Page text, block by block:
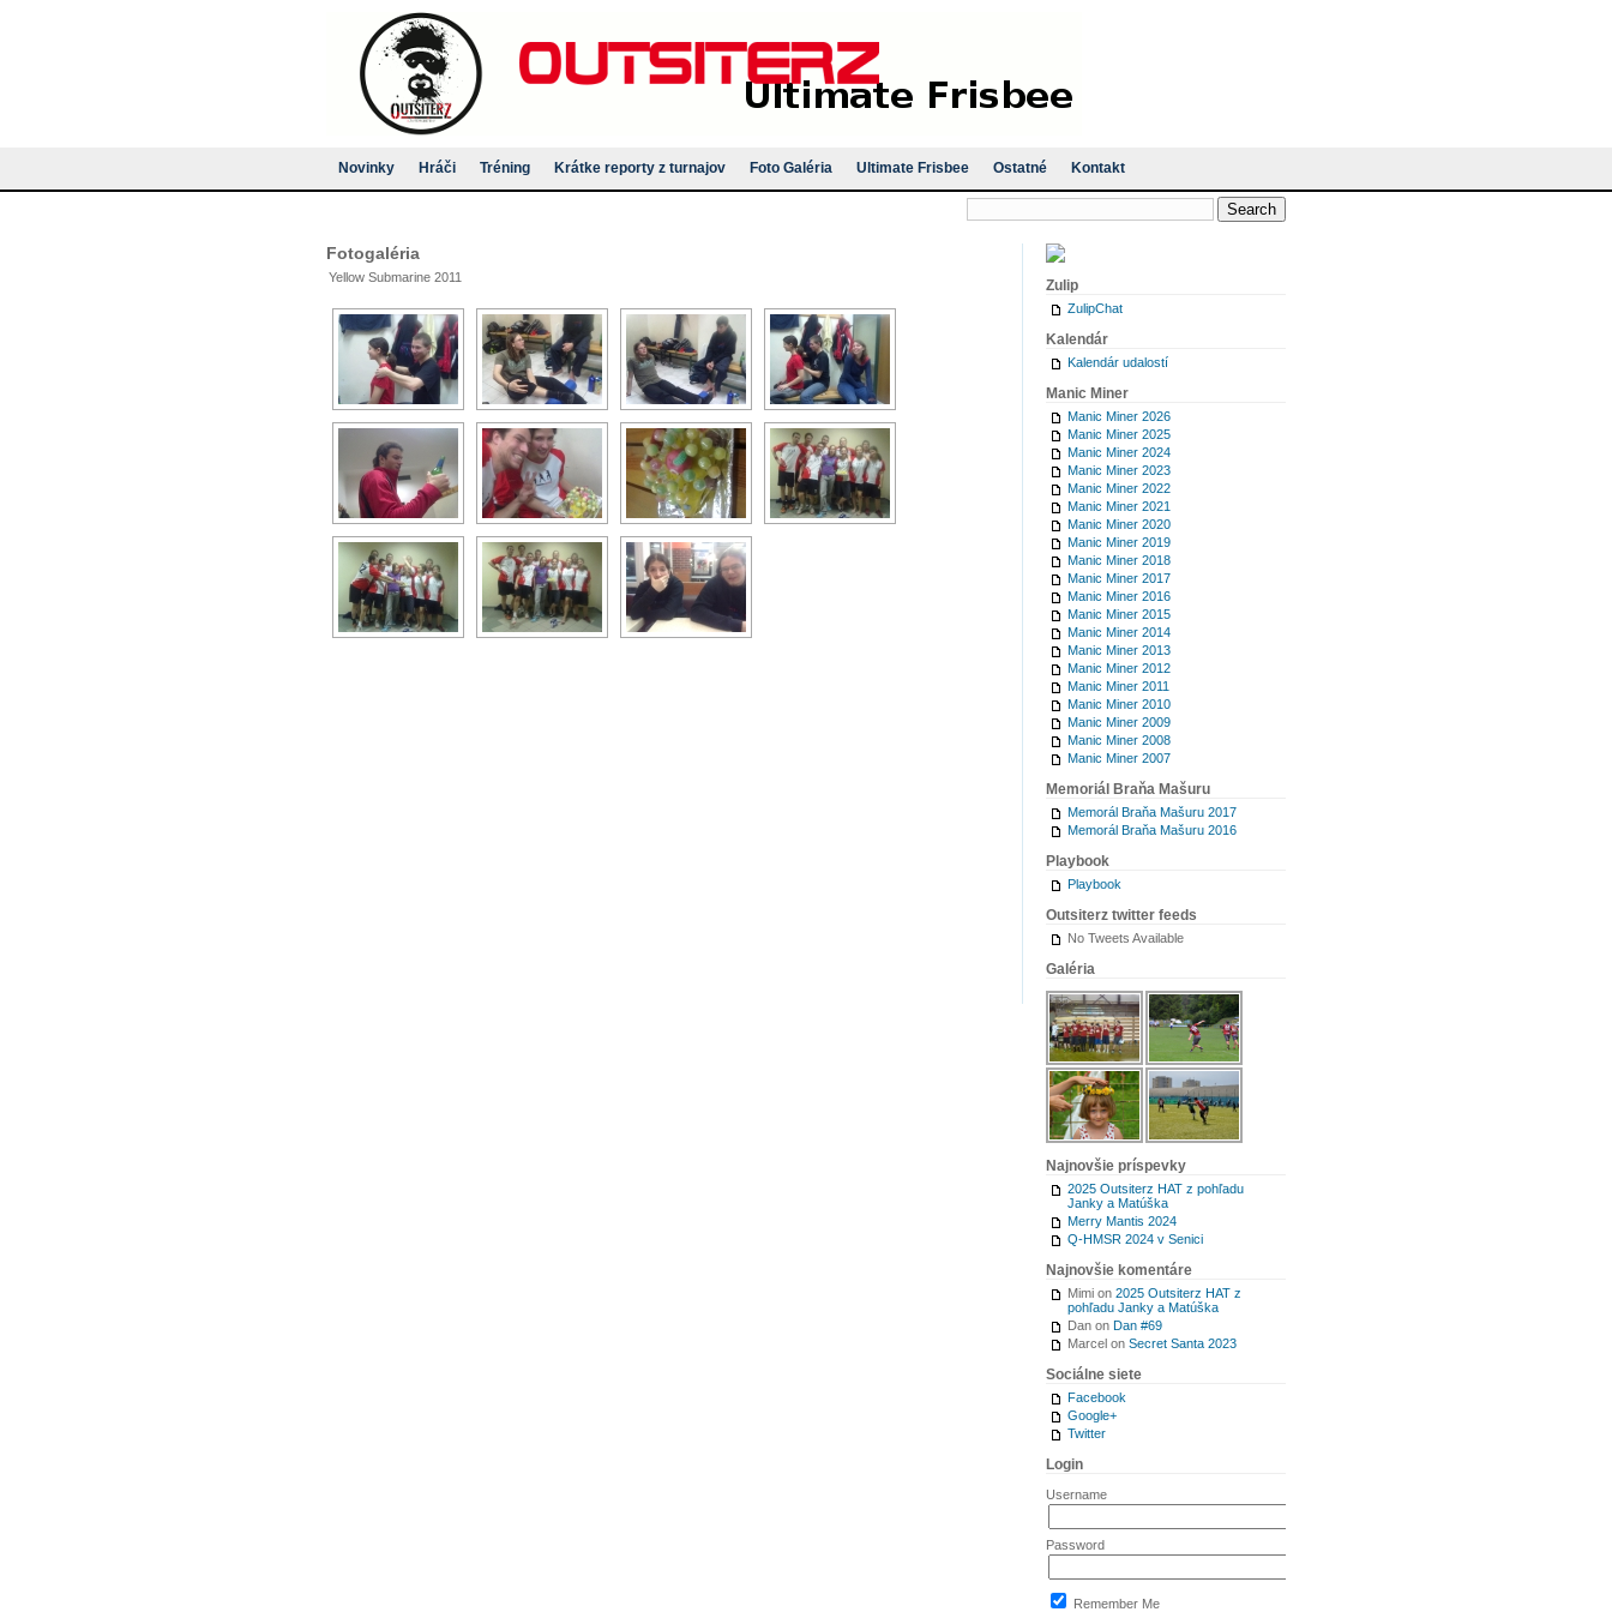
Novinky Hráči Tréning Krátke reporty z turnajov Foto Galéria Ultimate Frisbee Ostatné Kontakt
Fotogaléria
Yellow Submarine 2011
Zulip
ZulipChat
Kalendár
Kalendár udalostí
Manic Miner
Manic Miner 2026
Manic Miner 2025
Manic Miner 2024
Manic Miner 2023
Manic Miner 2022
Manic Miner 2021
Manic Miner 2020
Manic Miner 2019
Manic Miner 2018
Manic Miner 2017
Manic Miner 2016
Manic Miner 2015
Manic Miner 2014
Manic Miner 2013
Manic Miner 2012
Manic Miner 2011
Manic Miner 2010
Manic Miner 2009
Manic Miner 2008
Manic Miner 2007
Memoriál Braňa Mašuru
Memorál Braňa Mašuru 2017
Memorál Braňa Mašuru 2016
Playbook
Playbook
Outsiterz twitter feeds
No Tweets Available
Galéria
Najnovšie príspevky
2025 Outsiterz HAT z pohľadu
Janky a Matúška
Merry Mantis 2024
Q-HMSR 2024 v Senici
Najnovšie komentáre
Mimi on 2025 Outsiterz HAT z
pohľadu Janky a Matúška
Dan on Dan #69
Marcel on Secret Santa 2023
Sociálne siete
Facebook
Google+
Twitter
Login
Username
Password
Remember Me